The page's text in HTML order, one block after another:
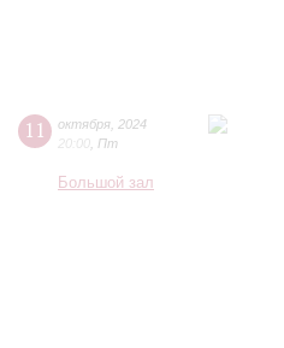
11 октября 2024
20:00 Пт
Большой зал